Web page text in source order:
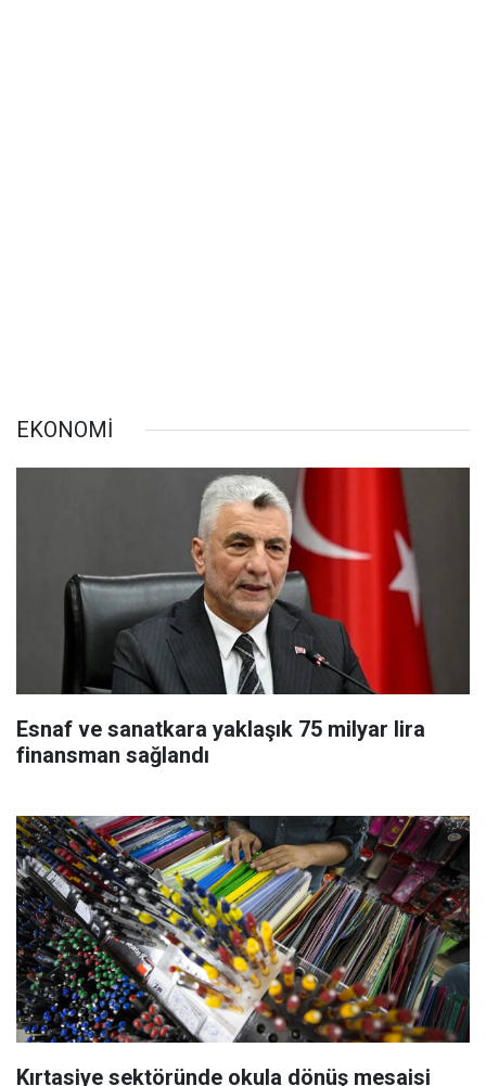
EKONOMİ
Esnaf ve sanatkara yaklaşık 75 milyar lira
finansman sağlandı
Kırtasiye sektöründe okula dönüş mesaisi